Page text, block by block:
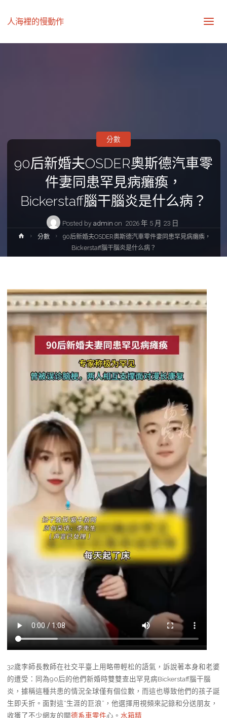
人海裡的慢動作
90后新婚夫OSDER奧斯德汽車零
件妻同患罕見病癱瘓，
Bickerstaff腦干腦炎是什么病？
Posted by admin on 2026 年 5 月 23 日
分數
Home分數
90后新婚夫OSDER奧斯德汽車零件妻同患罕見病癱瘓，
Bickerstaff腦干腦炎是什么病？
32歲李師長教師在社交平臺上用略帶輕松的語氣，訴說著本身和老婆
的遭受：同為90后的他們新婚時雙雙查出罕見病Bickerstaff腦干腦
炎，據稱這種共患的情況全球僅有個位數，而這也導致他們的孩子誕
生即夭折。面對這“生涯的巨浪”，他選擇用視頻來記錄和分送朋友，
收獲了不少網友的關德系車零件心。 水箱精